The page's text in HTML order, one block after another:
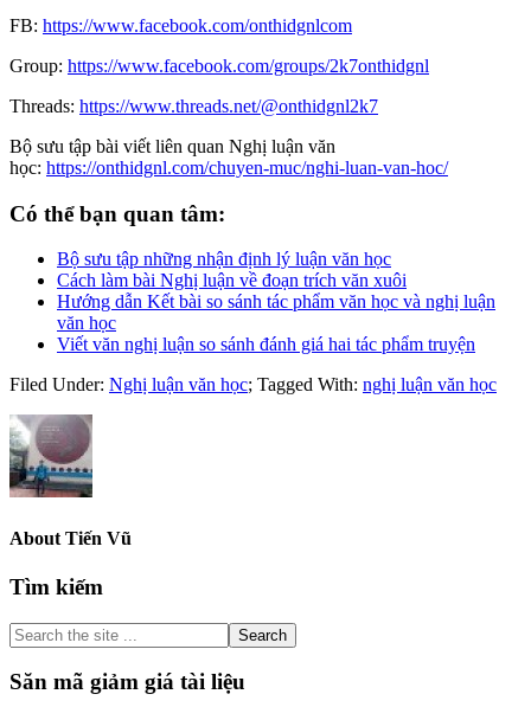
FB: https://www.facebook.com/onthidgnlcom
Group: https://www.facebook.com/groups/2k7onthidgnl
Threads: https://www.threads.net/@onthidgnl2k7
Bộ sưu tập bài viết liên quan Nghị luận văn
học: https://onthidgnl.com/chuyen-muc/nghi-luan-van-hoc/
Có thể bạn quan tâm:
Bộ sưu tập những nhận định lý luận văn học
Cách làm bài Nghị luận về đoạn trích văn xuôi
Hướng dẫn Kết bài so sánh tác phẩm văn học và nghị luận
văn học
Viết văn nghị luận so sánh đánh giá hai tác phẩm truyện
Filed Under: Nghị luận văn học; Tagged With: nghị luận văn học
About Tiến Vũ
Primary
Sidebar
Tìm kiếm
Search
the
site
...
Săn mã giảm giá tài liệu